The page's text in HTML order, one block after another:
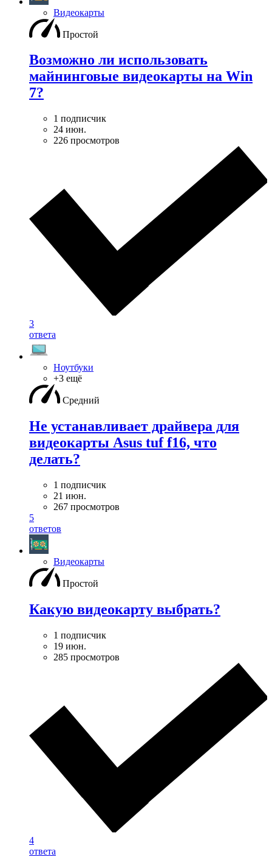
Видеокарты
Простой
Возможно ли использовать
майнинговые видеокарты на Win
7?
1 подписчик
24 июн.
226 просмотров
3
ответа
Ноутбуки
+3 ещё
Средний
Не устанавливает драйвера для
видеокарты Asus tuf f16, что
делать?
1 подписчик
21 июн.
267 просмотров
5
ответов
Видеокарты
Простой
Какую видеокарту выбрать?
1 подписчик
19 июн.
285 просмотров
4
ответа